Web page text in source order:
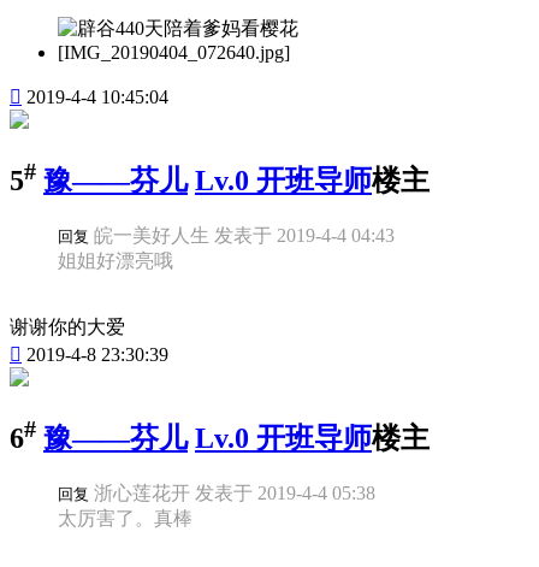
 2019-4-4 10:45:04
5# 豫——芬儿 Lv.0 开班导师楼主
回复 皖一美好人生 发表于 2019-4-4 04:43
姐姐好漂亮哦
谢谢你的大爱
 2019-4-8 23:30:39
6# 豫——芬儿 Lv.0 开班导师楼主
回复 浙心莲花开 发表于 2019-4-4 05:38
太厉害了。真棒